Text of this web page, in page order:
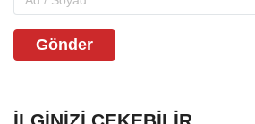
Gönder